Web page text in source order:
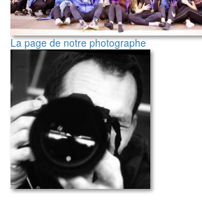
La page de notre photographe